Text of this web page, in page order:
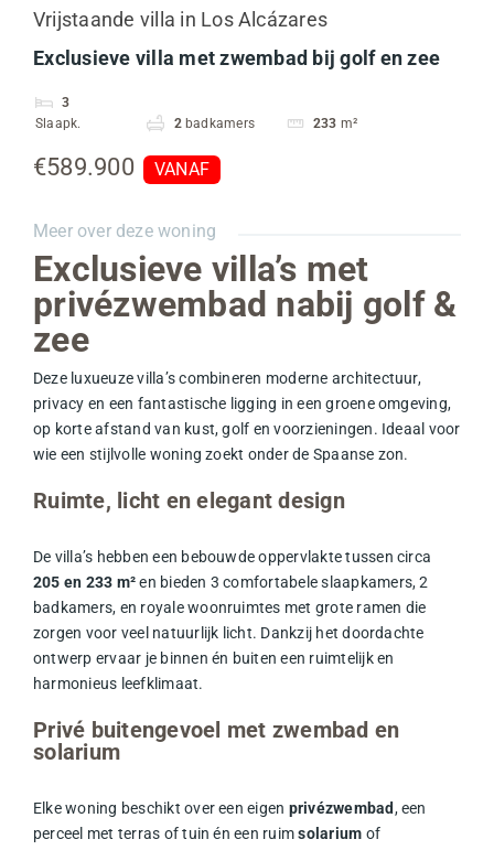
Vrijstaande villa in Los Alcázares
Exclusieve villa met zwembad bij golf en zee
3
Slaapk.
2 badkamers 233 m²
€589.900 VANAF
Meer over deze woning
Exclusieve villa’s met
privézwembad nabij golf &
zee
Deze luxueuze villa’s combineren moderne architectuur,
privacy en een fantastische ligging in een groene omgeving,
op korte afstand van kust, golf en voorzieningen. Ideaal voor
wie een stijlvolle woning zoekt onder de Spaanse zon.
Ruimte, licht en elegant design
De villa’s hebben een bebouwde oppervlakte tussen circa
205 en 233 m²en bieden 3 comfortabele slaapkamers, 2
badkamers, en royale woonruimtes met grote ramen die
zorgen voor veel natuurlijk licht. Dankzij het doordachte
ontwerp ervaar je binnen én buiten een ruimtelijk en
harmonieus leefklimaat.
Privé buitengevoel met zwembad en
solarium
Elke woning beschikt over een eigen privézwembad, een
perceel met terras of tuin én een ruimsolarium of